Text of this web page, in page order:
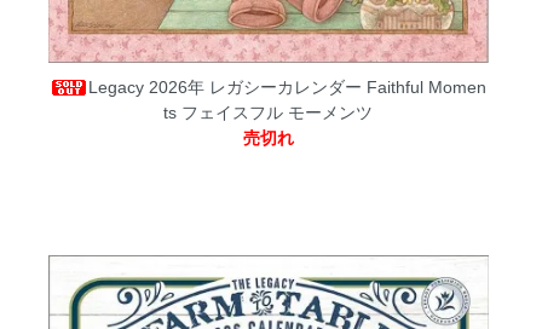
Legacy 2026年 レガシーカレンダー Faithful Momen
ts フェイスフル モーメンツ
売切れ